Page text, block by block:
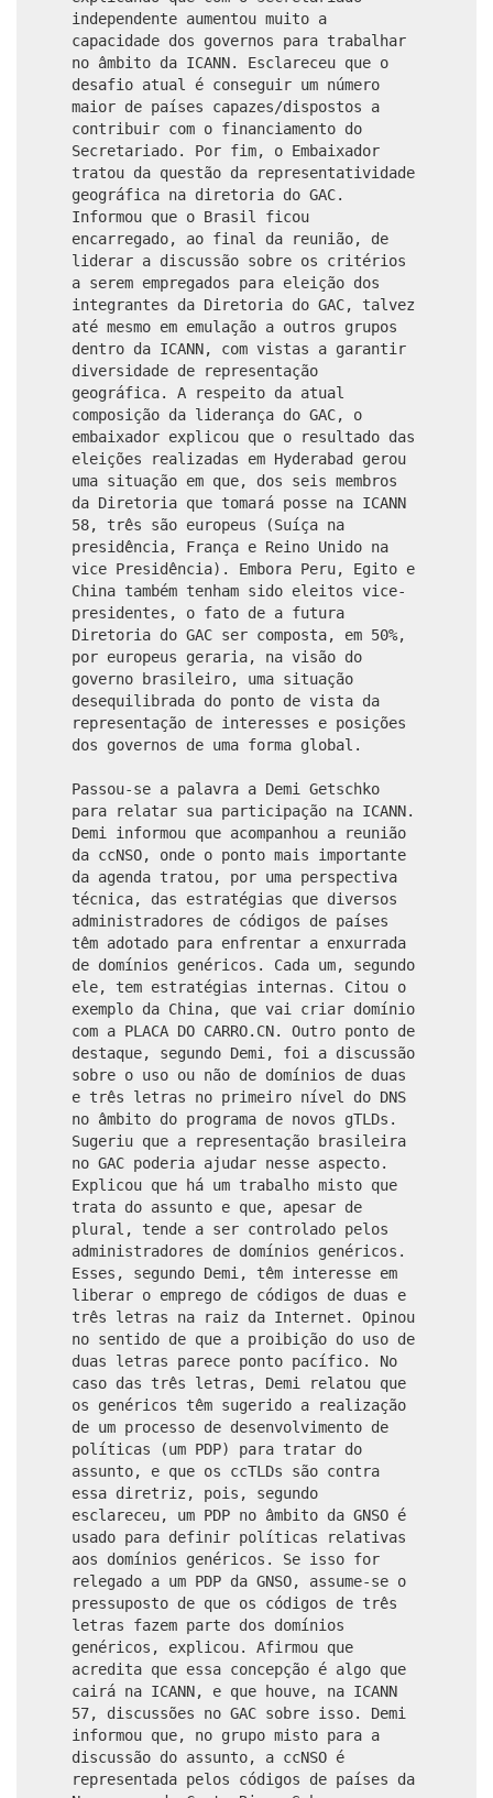
independente aumentou muito a
capacidade dos governos para trabalhar
no âmbito da ICANN. Esclareceu que o
desafio atual é conseguir um número
maior de países capazes/dispostos a
contribuir com o financiamento do
Secretariado. Por fim, o Embaixador
tratou da questão da representatividade
geográfica na diretoria do GAC.
Informou que o Brasil ficou
encarregado, ao final da reunião, de
liderar a discussão sobre os critérios
a serem empregados para eleição dos
integrantes da Diretoria do GAC, talvez
até mesmo em emulação a outros grupos
dentro da ICANN, com vistas a garantir
diversidade de representação
geográfica. A respeito da atual
composição da liderança do GAC, o
embaixador explicou que o resultado das
eleições realizadas em Hyderabad gerou
uma situação em que, dos seis membros
da Diretoria que tomará posse na ICANN
58, três são europeus (Suíça na
presidência, França e Reino Unido na
vice Presidência). Embora Peru, Egito e
China também tenham sido eleitos vice-
presidentes, o fato de a futura
Diretoria do GAC ser composta, em 50%,
por europeus geraria, na visão do
governo brasileiro, uma situação
desequilibrada do ponto de vista da
representação de interesses e posições
dos governos de uma forma global.
Passou-se a palavra a Demi Getschko
para relatar sua participação na ICANN.
Demi informou que acompanhou a reunião
da ccNSO, onde o ponto mais importante
da agenda tratou, por uma perspectiva
técnica, das estratégias que diversos
administradores de códigos de países
têm adotado para enfrentar a enxurrada
de domínios genéricos. Cada um, segundo
ele, tem estratégias internas. Citou o
exemplo da China, que vai criar domínio
com a PLACA DO CARRO.CN. Outro ponto de
destaque, segundo Demi, foi a discussão
sobre o uso ou não de domínios de duas
e três letras no primeiro nível do DNS
no âmbito do programa de novos gTLDs.
Sugeriu que a representação brasileira
no GAC poderia ajudar nesse aspecto.
Explicou que há um trabalho misto que
trata do assunto e que, apesar de
plural, tende a ser controlado pelos
administradores de domínios genéricos.
Esses, segundo Demi, têm interesse em
liberar o emprego de códigos de duas e
três letras na raiz da Internet. Opinou
no sentido de que a proibição do uso de
duas letras parece ponto pacífico. No
caso das três letras, Demi relatou que
os genéricos têm sugerido a realização
de um processo de desenvolvimento de
políticas (um PDP) para tratar do
assunto, e que os ccTLDs são contra
essa diretriz, pois, segundo
esclareceu, um PDP no âmbito da GNSO é
usado para definir políticas relativas
aos domínios genéricos. Se isso for
relegado a um PDP da GNSO, assume-se o
pressuposto de que os códigos de três
letras fazem parte dos domínios
genéricos, explicou. Afirmou que
acredita que essa concepção é algo que
cairá na ICANN, e que houve, na ICANN
57, discussões no GAC sobre isso. Demi
informou que, no grupo misto para a
discussão do assunto, a ccNSO é
representada pelos códigos de países da